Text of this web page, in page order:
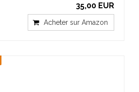
35,00 EUR
Acheter sur Amazon